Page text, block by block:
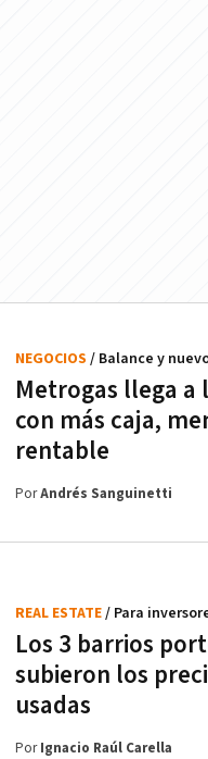
Metrogas llega a
con más caja,
rentable
NEGOCIOS / Balance y
PorAndrés Sanguinetti
Los 3 barrios
subieron los
usadas
REAL ESTATE/ Para
PorIgnacio Raúl Carella